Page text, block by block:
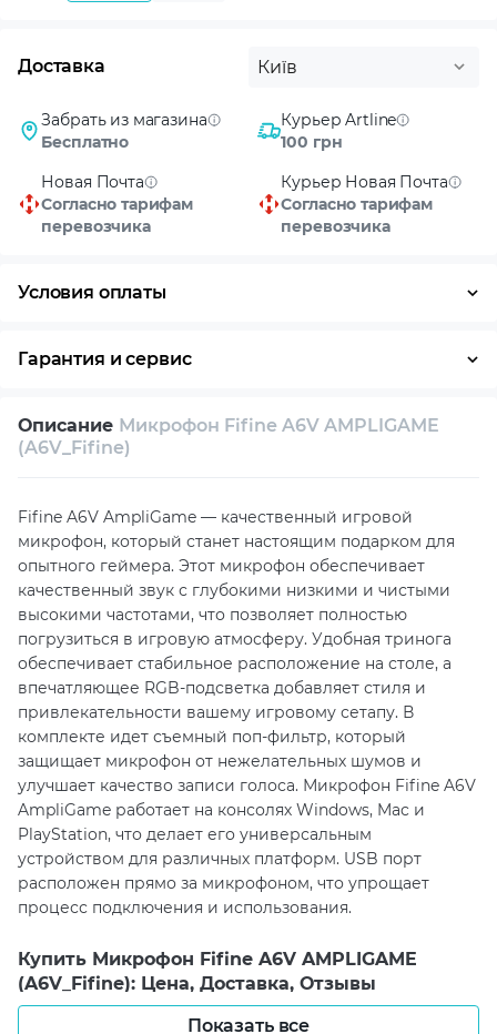
Доставка Київ
Забрать из магазина
Бесплатно
Курьер Artline
100 грн
Новая Почта
Согласно тарифам
перевозчика
Курьер Новая Почта
Согласно тарифам
перевозчика
Условия оплаты
Гарантия и сервис
Собственный сервисный центр
Описание Микрофон Fifine A6V AMPLIGAME
(A6V_Fifine)
Fifine A6V AmpliGame — качественный игровой
микрофон, который станет настоящим подарком для
опытного геймера. Этот микрофон обеспечивает
качественный звук с глубокими низкими и чистыми
высокими частотами, что позволяет полностью
погрузиться в игровую атмосферу. Удобная тринога
обеспечивает стабильное расположение на столе, а
впечатляющее RGB-подсветка добавляет стиля и
привлекательности вашему игровому сетапу. В
комплекте идет съемный поп-фильтр, который
защищает микрофон от нежелательных шумов и
улучшает качество записи голоса. Микрофон Fifine A6V
AmpliGame работает на консолях Windows, Mac и
PlayStation, что делает его универсальным
устройством для различных платформ. USB порт
расположен прямо за микрофоном, что упрощает
процесс подключения и использования.
Купить Микрофон Fifine A6V AMPLIGAME
(A6V_Fifine): Цена, Доставка, Отзывы
Показать все